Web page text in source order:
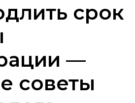
срок
—
советы